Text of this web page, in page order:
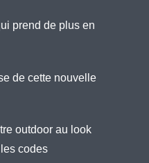
prend de plus en
de cette nouvelle
outdoor au look
codes